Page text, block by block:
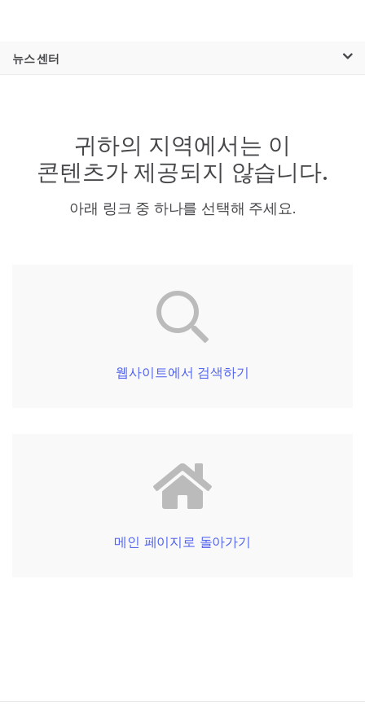
솔루션
지원
뉴스 센터
귀하의 지역에서는 이
콘텐츠가 제공되지 않습니다.
아래 링크 중 하나를 선택해 주세요.
웹사이트에서 검색하기
메인 페이지로 돌아가기
보다 관련성이 높은 콘텐츠를 확인하실 수
농업유전체학 연구
복합 질환 연구
유전 및 희귀 질환
연구